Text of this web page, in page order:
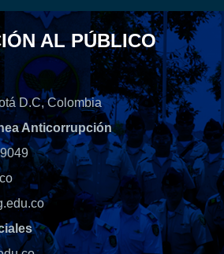
AL PÚBLICO
D.C, Colombia
Anticorrupción